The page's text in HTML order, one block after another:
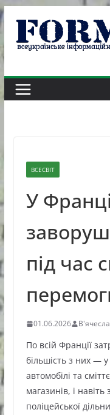
Skip
content
ВСЕСВІТ
У
під час
01.06.2026
По всій Франції
більшість з них —
автомобілі та
магазинів, і
поліцейської